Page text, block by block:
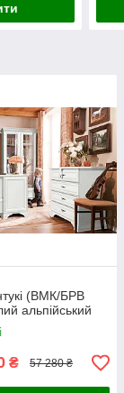
(ВМК/БРВ
альпійський
₴ 57 280 ₴